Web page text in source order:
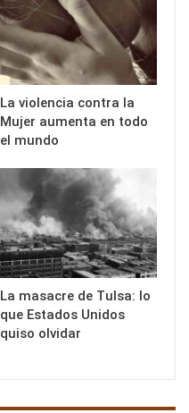
La violencia contra la
Mujer aumenta en todo
el mundo
La masacre de Tulsa: lo
que Estados Unidos
quiso olvidar